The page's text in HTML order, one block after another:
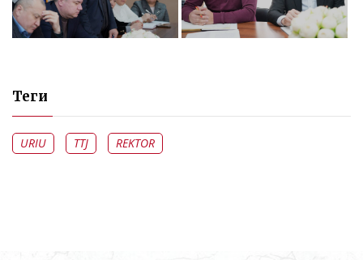
Теги
URIU TTJ REKTOR